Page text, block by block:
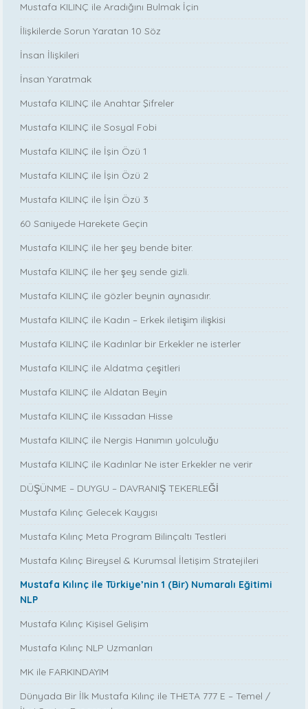
Mustafa KILINÇ ile Aradığını Bulmak İçin
İlişkilerde Sorun Yaratan 10 Söz
İnsan İlişkileri
İnsan Yaratmak
Mustafa KILINÇ ile Anahtar Şifreler
Mustafa KILINÇ ile Sosyal Fobi
Mustafa KILINÇ ile İşin Özü 1
Mustafa KILINÇ ile İşin Özü 2
Mustafa KILINÇ ile İşin Özü 3
60 Saniyede Harekete Geçin
Mustafa KILINÇ ile her şey bende biter.
Mustafa KILINÇ ile her şey sende gizli.
Mustafa KILINÇ ile gözler beynin aynasıdır.
Mustafa KILINÇ ile Kadın – Erkek iletişim ilişkisi
Mustafa KILINÇ ile Kadınlar bir Erkekler ne isterler
Mustafa KILINÇ ile Aldatma çeşitleri
Mustafa KILINÇ ile Aldatan Beyin
Mustafa KILINÇ ile Kıssadan Hisse
Mustafa KILINÇ ile Nergis Hanımın yolculuğu
Mustafa KILINÇ ile Kadınlar Ne ister Erkekler ne verir
DÜŞÜNME – DUYGU – DAVRANIŞ TEKERLEĞİ
Mustafa Kılınç Gelecek Kaygısı
Mustafa Kılınç Meta Program Bilinçaltı Testleri
Mustafa Kılınç Bireysel & Kurumsal İletişim Stratejileri
Mustafa Kılınç ile Türkiye’nin 1 (Bir) Numaralı Eğitimi
NLP
Mustafa Kılınç Kişisel Gelişim
Mustafa Kılınç NLP Uzmanları
MK ile FARKINDAYIM
Dünyada Bir İlk Mustafa Kılınç ile THETA 777 E – Temel /